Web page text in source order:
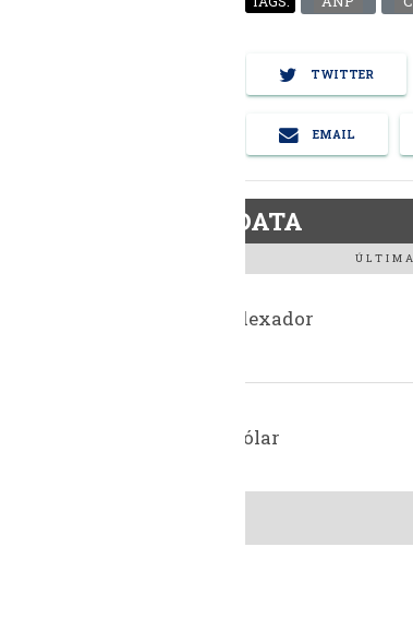
TWITTER
EMAIL
BiodieselDATA
Histórico indexador
Cotação do dólar